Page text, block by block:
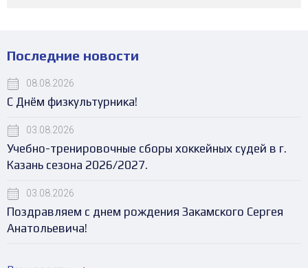
Последние новости
08.08.2026
С Днём физкультурника!
03.08.2026
Учебно-тренировочные сборы хоккейных судей в г.
Казань сезона 2026/2027.
03.08.2026
Поздравляем с днем рождения Закамского Сергея
Анатольевича!